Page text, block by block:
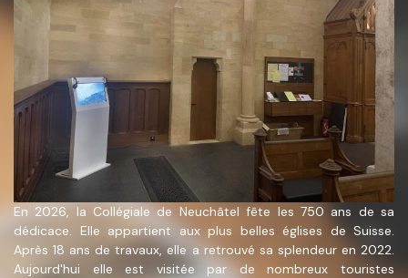
En 2026, la Collégiale de Neuchâtel fête les 750 ans de sa
dédicace. Elle appartient aux plus belles églises de Suisse.
Après 18 ans de travaux, elle a retrouvé sa splendeur en 2022.
Aujourd'hui elle est visitée par de nombreux touristes